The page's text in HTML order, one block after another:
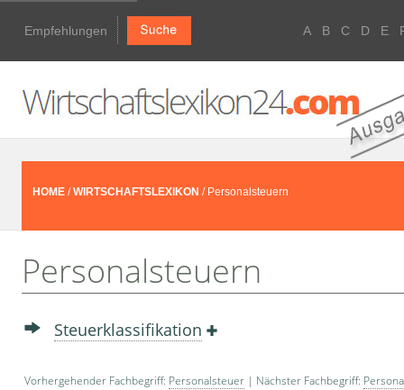
Empfehlungen A B C D E
HOME /WIRTSCHAFTSLEXIKON / Personalsteuern
Personalsteuern
Steuerklassifikation
Vorhergehender Fachbegriff: Personalsteuer | Nächster Fachbegriff: